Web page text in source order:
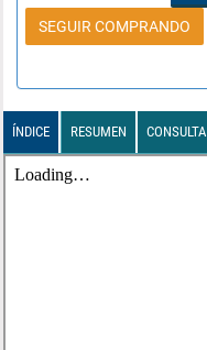
SEGUIR COMPRANDO
ÍNDICE RESUMEN CONSULTA